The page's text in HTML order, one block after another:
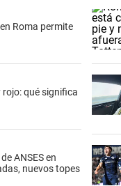
Roma permite
qué significa
ANSES en
nuevos topes